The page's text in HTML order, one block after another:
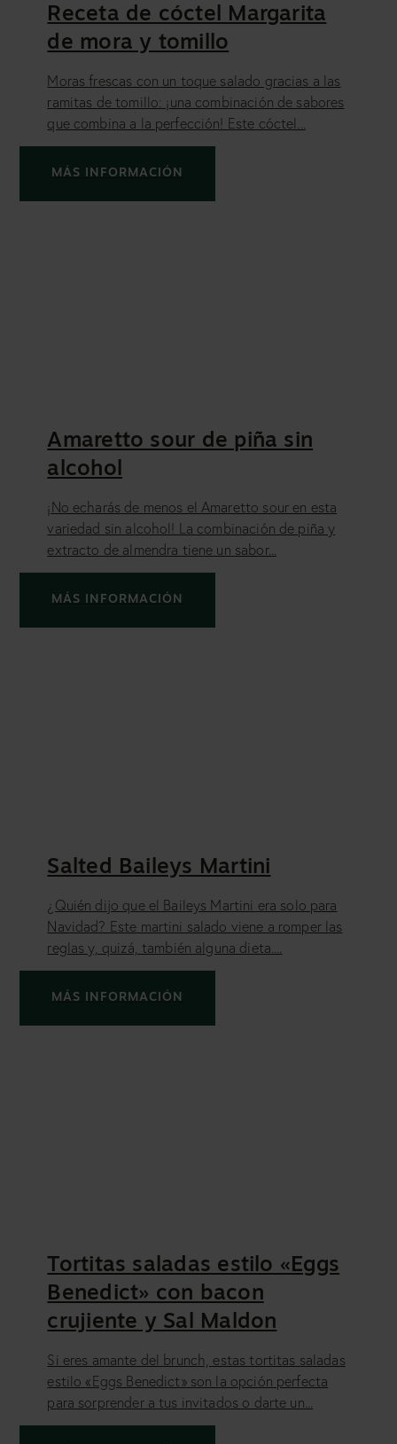
Receta de cóctel Margarita
de mora y tomillo
Moras frescas con un toque salado gracias a las
ramitas de tomillo: ¡una combinación de sabores
que combina a la perfección! Este cóctel...
MÁS INFORMACIÓN
Amaretto sour de piña sin
alcohol
¡No echarás de menos el Amaretto sour en esta
variedad sin alcohol! La combinación de piña y
extracto de almendra tiene un sabor...
MÁS INFORMACIÓN
Salted Baileys Martini
¿Quién dijo que el Baileys Martini era solo para
Navidad? Este martini salado viene a romper las
reglas y, quizá, también alguna dieta....
MÁS INFORMACIÓN
Tortitas saladas estilo «Eggs
Benedict» con bacon
crujiente y Sal Maldon
Si eres amante del brunch, estas tortitas saladas
estilo «Eggs Benedict» son la opción perfecta
para sorprender a tus invitados o darte un...